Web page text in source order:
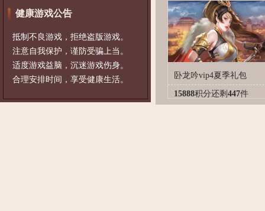
健康游戏公告
抵制不良游戏，拒绝盗版游戏。
注意自我保护，谨防受骗上当。
适度游戏益脑，沉迷游戏伤身。
合理安排时间，享受健康生活。
卧龙吟vip4夏季礼包
15888积分还剩 447件